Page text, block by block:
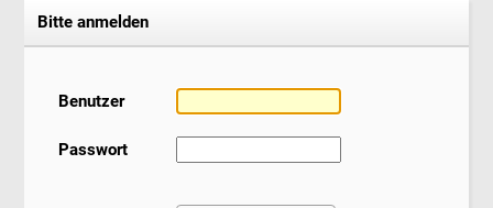
Bitte anmelden
Benutzer
Passwort